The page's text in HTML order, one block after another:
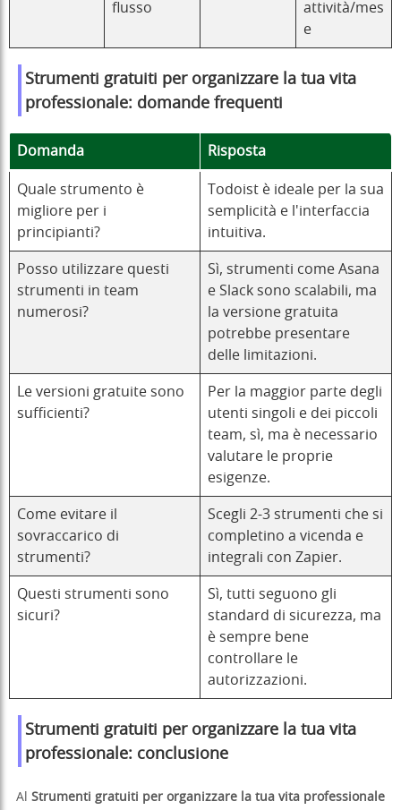
flusso
attività/mes
e
Strumenti gratuiti per organizzare la tua vita
professionale: domande frequenti
Domanda Risposta
Quale strumento è
migliore per i
principianti?
Todoist è ideale per la sua
semplicità e l'interfaccia
intuitiva.
Posso utilizzare questi
strumenti in team
numerosi?
Sì, strumenti come Asana
e Slack sono scalabili, ma
la versione gratuita
potrebbe presentare
delle limitazioni.
Le versioni gratuite sono
sufficienti?
Per la maggior parte degli
utenti singoli e dei piccoli
team, sì, ma è necessario
valutare le proprie
esigenze.
Come evitare il
sovraccarico di
strumenti?
Scegli 2-3 strumenti che si
completino a vicenda e
integrali con Zapier.
Questi strumenti sono
sicuri?
Sì, tutti seguono gli
standard di sicurezza, ma
è sempre bene
controllare le
autorizzazioni.
Strumenti gratuiti per organizzare la tua vita
professionale: conclusione
Al Strumenti gratuiti per organizzare la tua vita professionale